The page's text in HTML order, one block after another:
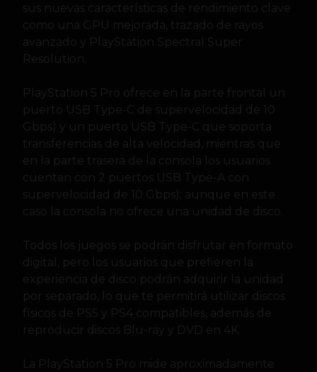
sus nuevas características de rendimiento clave
como una GPU mejorada, trazado de rayos
avanzado y PlayStation Spectral Super
Resolution.
PlayStation 5 Pro ofrece en la parte frontal un
puerto USB Type-C de supervelocidad de 10
Gbps) y un puerto USB Type-C que soporta
transferencias de alta velocidad, mientras que
en la parte trasera de la consola los usuarios
cuentan con 2 puertos USB Type-A con
supervelocidad de 10 Gbps); aunque en este
caso la consola no ofrece una unidad de disco.
Todos los juegos se podrán disfrutar en formato
digital, pero los usuarios que prefieren la
experiencia de disco podrán adquirir la unidad
por separado, lo que te permitirá utilizar discos
físicos de PS5 y PS4 compatibles, además de
reproducir discos Blu-ray y DVD en 4K.
La PlayStation 5 Pro mide aproximadamente